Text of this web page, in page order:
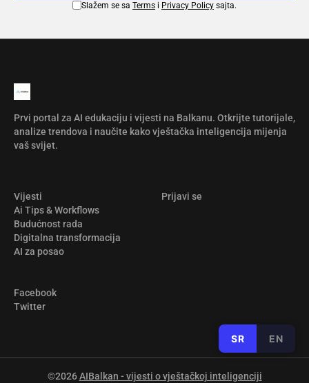
Slažem se sa Terms i Privacy Policy sajta.
Prvi portal za AI edukaciju i vijesti na Balkanu. Otkrijte tutorijale,
analize trendova i naučite kako vještačka inteligencija mijenja
vaš svijet.
Vijesti
Ai Tips & Workflows
Budućnost rada
Digitalna transformacija
AI za posao
Prijavi se
Facebook
Twitter
©2026AIBalkan - vijesti o vještačkoj inteligenciji
SR EN